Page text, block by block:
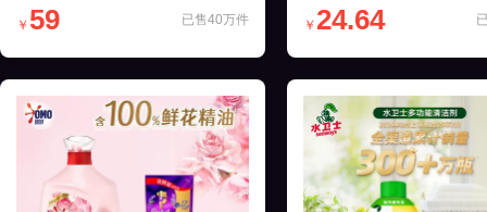
已售40万件
￥ 59 ￥ 24.64